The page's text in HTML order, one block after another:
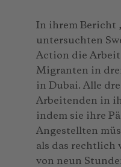
In ihrem Bericht
untersuchten
Action die
Migranten in
in Dubai. Alle
Arbeitenden in
indem sie ihre
Angestellten
als das rechtlich
von neun